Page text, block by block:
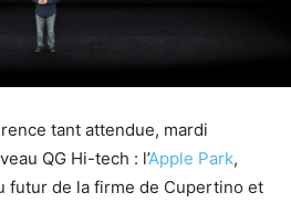
tant attendue, mardi
QG Hi-tech : l’Apple Park,
futur de la firme de Cupertino et